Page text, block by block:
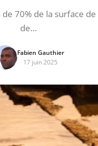
de 70% de la surface
de…
Fabien Gauthier
17 juin 2025